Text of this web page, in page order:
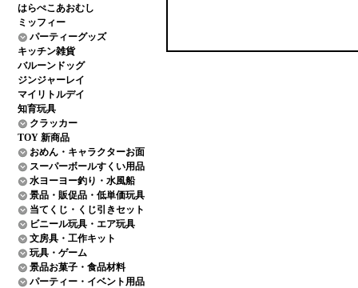
はらぺこあおむし
ミッフィー
パーティーグッズ
キッチン雑貨
バルーンドッグ
ジンジャーレイ
マイリトルデイ
知育玩具
クラッカー
TOY 新商品
おめん・キャラクターお面
スーパーボールすくい用品
水ヨーヨー釣り・水風船
景品・販促品・低単価玩具
当てくじ・くじ引きセット
ビニール玩具・エア玩具
文房具・工作キット
玩具・ゲーム
景品お菓子・食品材料
パーティー・イベント用品